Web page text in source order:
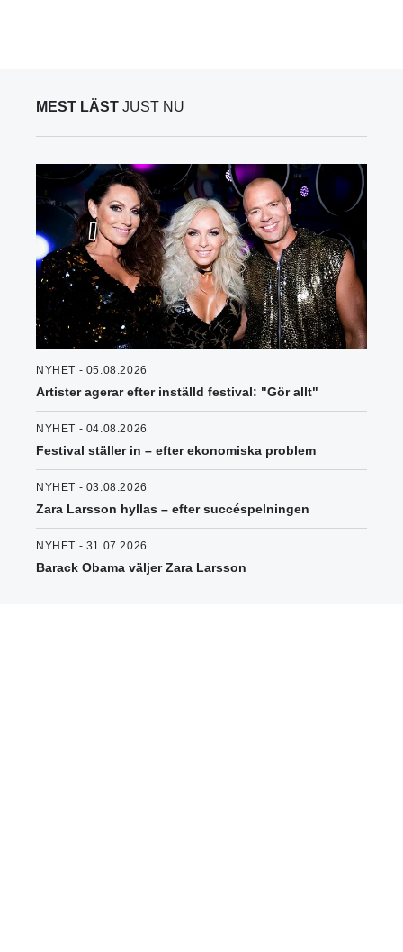
MEST LÄST JUST NU
NYHET - 05.08.2026
Artister agerar efter inställd festival: "Gör allt"
NYHET - 04.08.2026
Festival ställer in – efter ekonomiska problem
NYHET - 03.08.2026
Zara Larsson hyllas – efter succéspelningen
NYHET - 31.07.2026
Barack Obama väljer Zara Larsson